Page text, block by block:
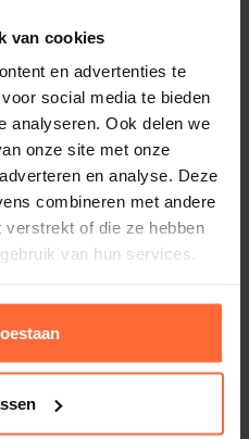
van cookies
en advertenties te
social media te bieden
analyseren. Ook delen we
onze site met onze
en analyse. Deze
combineren met andere
verstrekt of die ze hebben
van hun services.